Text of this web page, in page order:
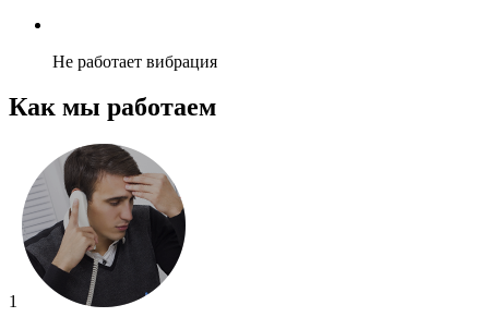
Не работает вибрация
Как мы работаем
1